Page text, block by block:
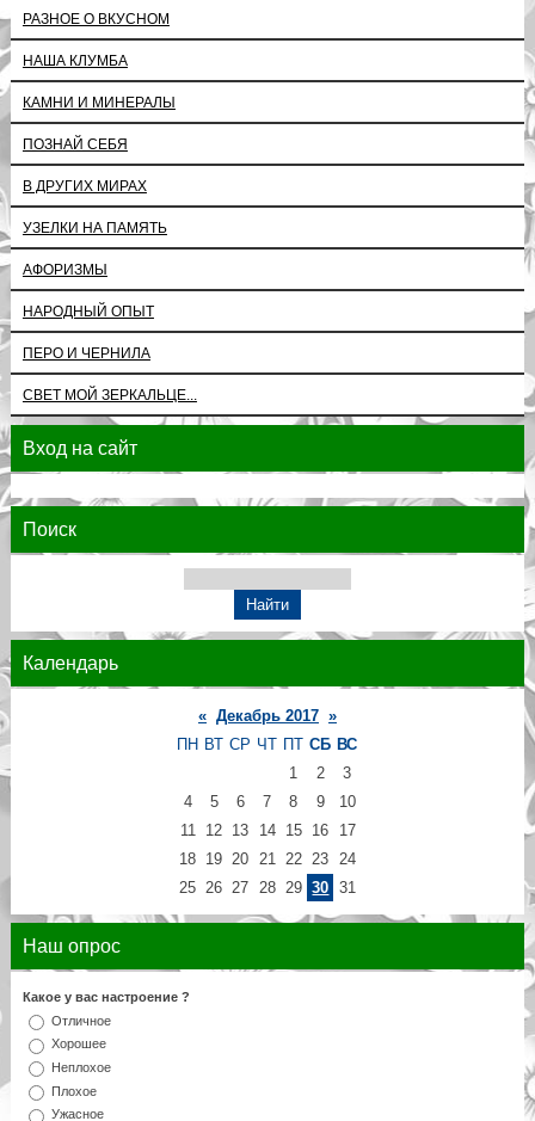
РАЗНОЕ О ВКУСНОМ
НАША КЛУМБА
КАМНИ И МИНЕРАЛЫ
ПОЗНАЙ СЕБЯ
В ДРУГИХ МИРАХ
УЗЕЛКИ НА ПАМЯТЬ
АФОРИЗМЫ
НАРОДНЫЙ ОПЫТ
ПЕРО И ЧЕРНИЛА
СВЕТ МОЙ ЗЕРКАЛЬЦЕ...
Вход на сайт
Поиск
Календарь
« Декабрь 2017 »
ПН ВТ СР ЧТ ПТ СБ ВС
1
2
3
4
5 6 7 8 9
10
11
12 13 14 15 16
17
18 19 20 21 22 23
24
25 26 27 28 29 30 31
Наш опрос
Какое у вас настроение ?
Отличное
Хорошее
Неплохое
Плохое
Ужасное